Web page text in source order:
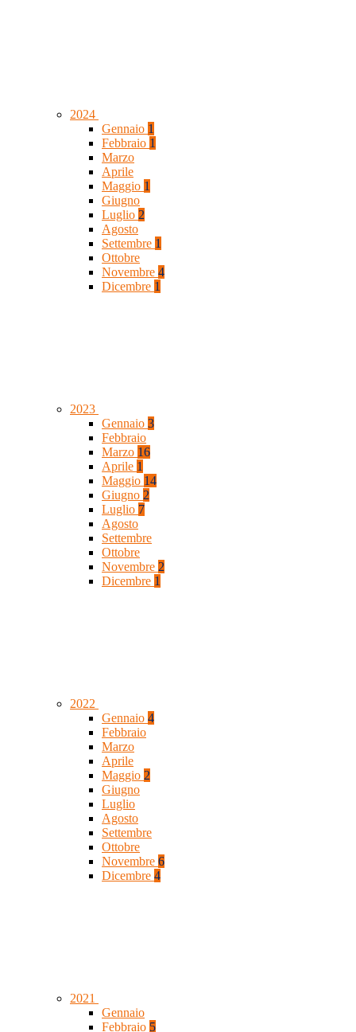
2024
Gennaio 1
Febbraio 1
Marzo
Aprile
Maggio 1
Giugno
Luglio 2
Agosto
Settembre 1
Ottobre
Novembre 4
Dicembre 1
2023
Gennaio 3
Febbraio
Marzo 16
Aprile 1
Maggio 14
Giugno 2
Luglio 7
Agosto
Settembre
Ottobre
Novembre 2
Dicembre 1
2022
Gennaio 4
Febbraio
Marzo
Aprile
Maggio 2
Giugno
Luglio
Agosto
Settembre
Ottobre
Novembre 6
Dicembre 4
2021
Gennaio
Febbraio 5